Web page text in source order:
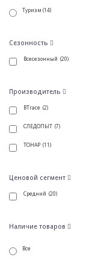
Туризм (14)
Сезонность
Всесезонный (20)
Производитель
BTrace (2)
СЛЕДОПЫТ (7)
ТОНАР (11)
Ценовой сегмент
Средний (20)
Наличие товаров
Все